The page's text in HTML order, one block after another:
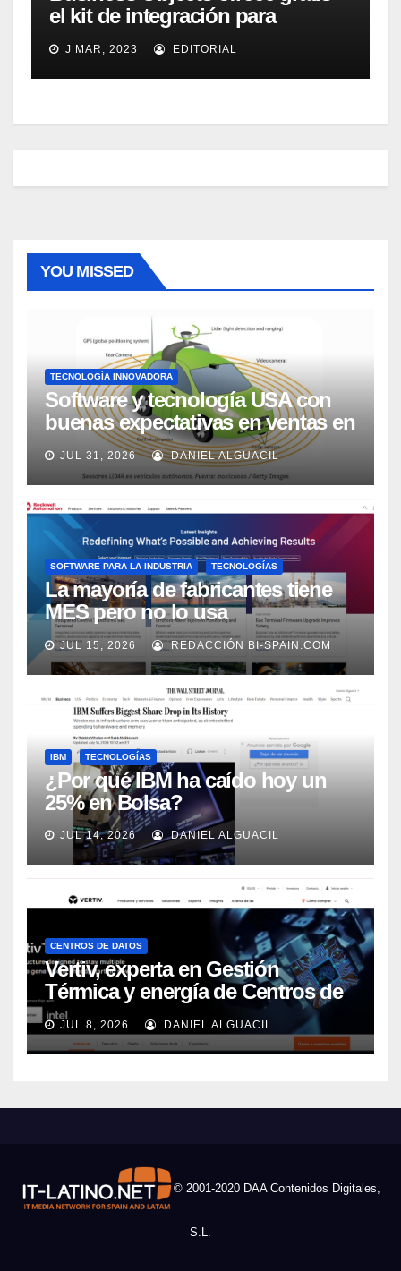
el kit de integración para
Micrososft Office SharePoint
Server 2007
J MAR, 2023 EDITORIAL
YOU MISSED
TECNOLOGÍA INNOVADORA
Software y tecnología USA con
buenas expectativas en ventas en
los próximos 2 años, según
Market Watch
JUL 31, 2026 DANIEL ALGUACIL
SOFTWARE PARA LA INDUSTRIA TECNOLOGÍAS
La mayoría de fabricantes tiene
MES pero no lo usa
adecuadamente, según Rockwell
Automation
JUL 15, 2026 REDACCIÓN BI-SPAIN.COM
IBM TECNOLOGÍAS
¿Por qué IBM ha caído hoy un
25% en Bolsa?
JUL 14, 2026 DANIEL ALGUACIL
CENTROS DE DATOS
Vertiv, experta en Gestión
Térmica y energía de Centros de
Datos, sigue su crecimiento
imparable
JUL 8, 2026 DANIEL ALGUACIL
© 2001-2020 DAA Contenidos Digitales,
S.L.